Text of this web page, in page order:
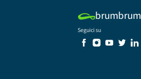
brumbrum
Seguici su